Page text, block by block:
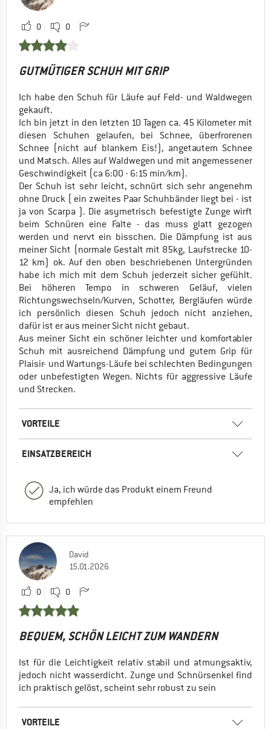
0 0
GUTMÜTIGER SCHUH MIT GRIP
Ich habe den Schuh für Läufe auf Feld- und Waldwegen
gekauft.
Ich bin jetzt in den letzten 10 Tagen ca. 45 Kilometer mit
diesen Schuhen gelaufen, bei Schnee, überfrorenen
Schnee (nicht auf blankem Eis!), angetautem Schnee
und Matsch. Alles auf Waldwegen und mit angemessener
Geschwindigkeit (ca 6:00 - 6:15 min/km).
Der Schuh ist sehr leicht, schnürt sich sehr angenehm
ohne Druck ( ein zweites Paar Schuhbänder liegt bei - ist
ja von Scarpa ). Die asymetrisch befestigte Zunge wirft
beim Schnüren eine Falte - das muss glatt gezogen
werden und nervt ein bisschen. Die Dämpfung ist aus
meiner Sicht (normale Gestalt mit 85kg, Laufstrecke 10-
12 km) ok. Auf den oben beschriebenen Untergründen
habe ich mich mit dem Schuh jederzeit sicher gefühlt.
Bei höheren Tempo in schweren Geläuf, vielen
Richtungswechseln/Kurven, Schotter, Bergläufen würde
ich persönlich diesen Schuh jedoch nicht anziehen,
dafür ist er aus meiner Sicht nicht gebaut.
Aus meiner Sicht ein schöner leichter und komfortabler
Schuh mit ausreichend Dämpfung und gutem Grip für
Plaisir- und Wartungs-Läufe bei schlechten Bedingungen
oder unbefestigten Wegen. Nichts für aggressive Läufe
und Strecken.
VORTEILE
EINSATZBEREICH
Ja, ich würde das Produkt einem Freund
empfehlen
David
15.01.2026
0 0
BEQUEM, SCHÖN LEICHT ZUM WANDERN
Ist für die Leichtigkeit relativ stabil und atmungsaktiv,
jedoch nicht wasserdicht. Zunge und Schnürsenkel find
ich praktisch gelöst, scheint sehr robust zu sein
VORTEILE